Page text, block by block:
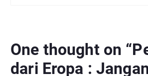
One thought on “
dari Eropa :